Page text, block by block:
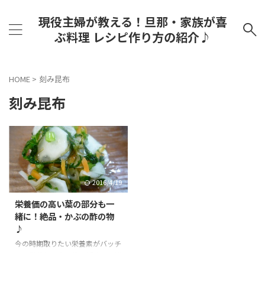
現役主婦が教える！旦那・家族が喜
ぶ料理 レシピ作り方の紹介♪
HOME > 刻み昆布
刻み昆布
2016/4/19
栄養価の高い葉の部分も一
緒に！絶品・かぶの酢の物
♪
今の時期取りたい栄養素がバッチ